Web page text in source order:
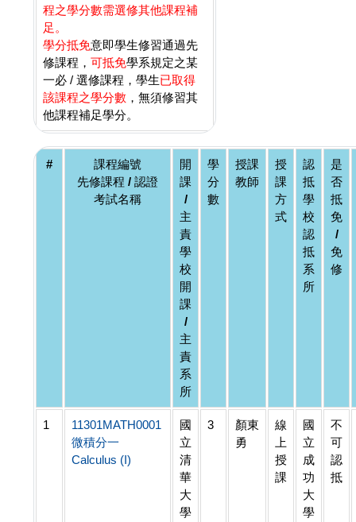
程之學分數需選修其他課程補
足。
學分抵免意即學生修習通過先
修課程， 可抵免學系規定之某
一必 / 選修課程，學生已取得
該課程之學分數 ，無須修習其
他課程補足學分。
#
課程編號
先修課程 / 認證
考試名稱
開
課
/
主
責
學
校
開
課
/
主
責
系
所
學
分
數
授課
教師
授
課
方
式
認
抵
學
校
認
抵
系
所
是
否
抵
免
/
免
修
1
11301MATH0001
微積分一
Calculus (I)
國
立
清
華
大
學
3
顏東
勇
線
上
授
課
國
立
成
功
大
學
不
可
認
抵